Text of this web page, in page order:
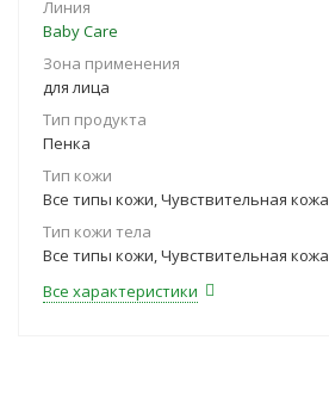
Линия
Baby Care
Зона применения
для лица
Тип продукта
Пенка
Тип кожи
Все типы кожи, Чувствительная кожа
Тип кожи тела
Все типы кожи, Чувствительная кожа
Все характеристики